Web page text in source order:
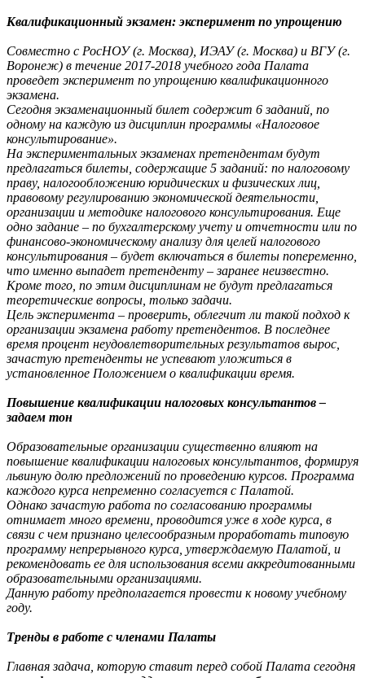
Квалификационный экзамен: эксперимент по упрощению
Совместно с РосНОУ (г. Москва), ИЭАУ (г. Москва) и ВГУ (г.
Воронеж) в течение 2017-2018 учебного года Палата
проведет эксперимент по упрощению квалификационного
экзамена.
Сегодня экзаменационный билет содержит 6 заданий, по
одному на каждую из дисциплин программы «Налоговое
консультирование».
На экспериментальных экзаменах претендентам будут
предлагаться билеты, содержащие 5 заданий: по налоговому
праву, налогообложению юридических и физических лиц,
правовому регулированию экономической деятельности,
организации и методике налогового консультирования. Еще
одно задание – по бухгалтерскому учету и отчетности или по
финансово-экономическому анализу для целей налогового
консультирования – будет включаться в билеты попеременно,
что именно выпадет претенденту – заранее неизвестно.
Кроме того, по этим дисциплинам не будут предлагаться
теоретические вопросы, только задачи.
Цель эксперимента – проверить, облегчит ли такой подход к
организации экзамена работу претендентов. В последнее
время процент неудовлетворительных результатов вырос,
зачастую претенденты не успевают уложиться в
установленное Положением о квалификации время.
Повышение квалификации налоговых консультантов –
задаем тон
Образовательные организации существенно влияют на
повышение квалификации налоговых консультантов, формируя
львиную долю предложений по проведению курсов. Программа
каждого курса непременно согласуется с Палатой.
Однако зачастую работа по согласованию программы
отнимает много времени, проводится уже в ходе курса, в
связи с чем признано целесообразным проработать типовую
программу непрерывного курса, утверждаемую Палатой, и
рекомендовать ее для использования всеми аккредитованными
образовательными организациями.
Данную работу предполагается провести к новому учебному
году.
Тренды в работе с членами Палаты
Главная задача, которую ставит перед собой Палата сегодня